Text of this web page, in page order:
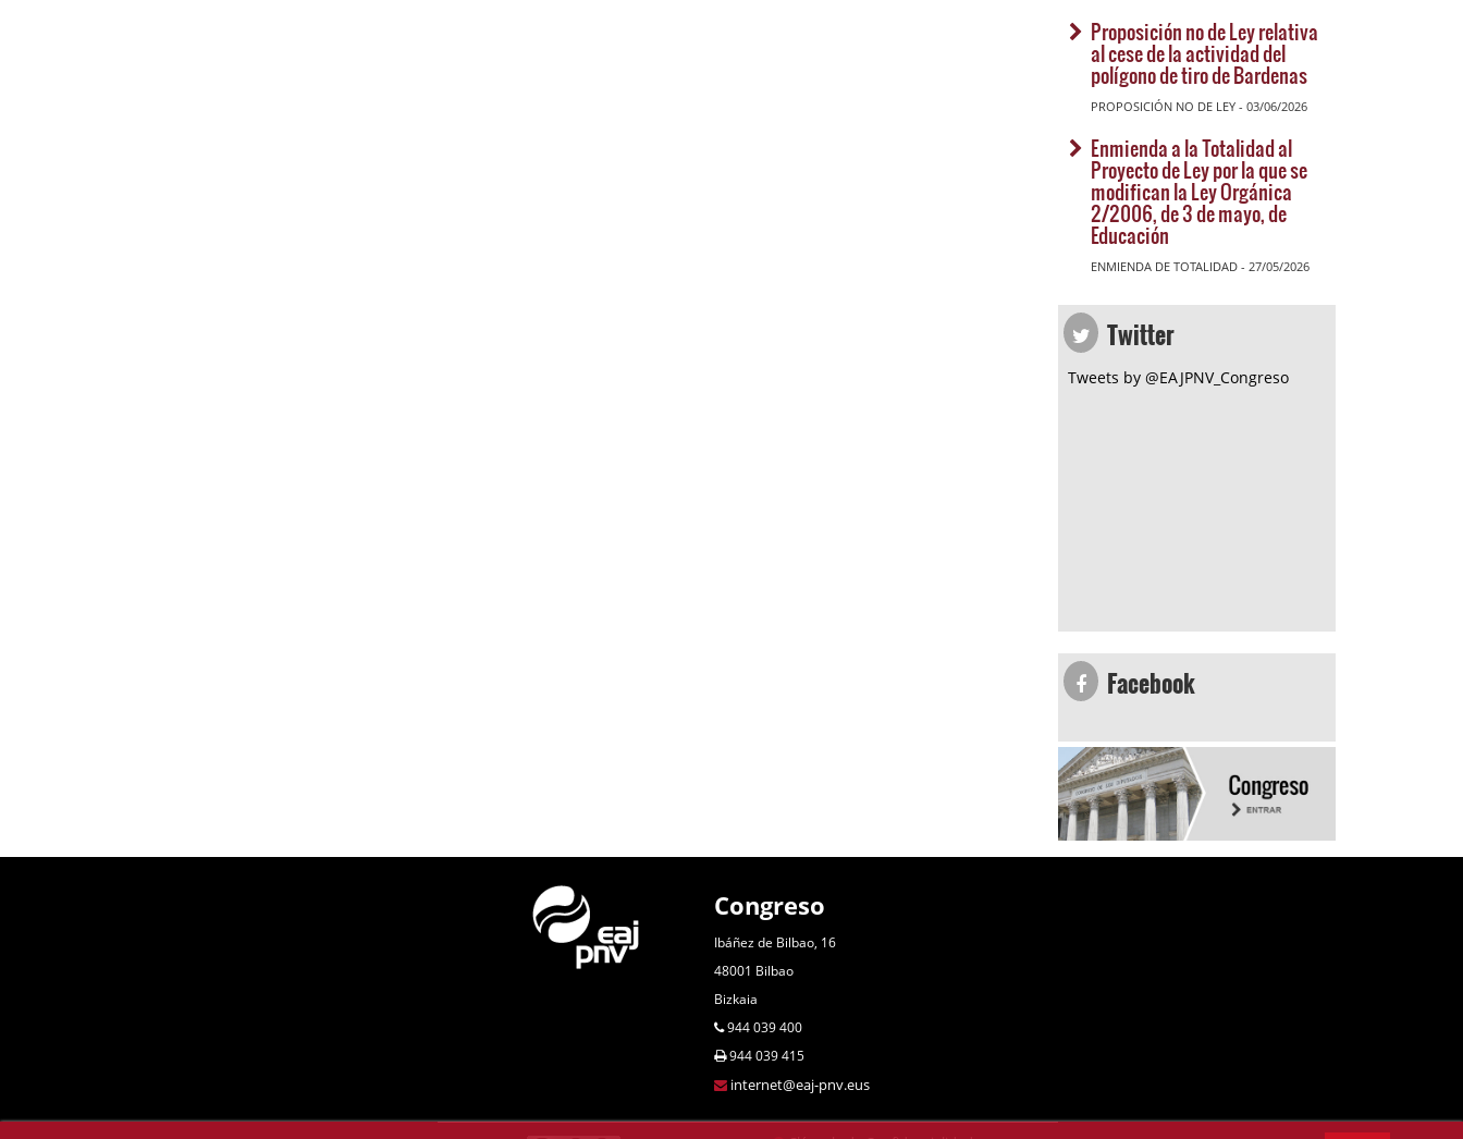
Proposición no de Ley relativa
al cese de la actividad del
polígono de tiro de Bardenas
PROPOSICIÓN NO DE LEY - 03/06/2026
Enmienda a la Totalidad al
Proyecto de Ley por la que se
modifican la Ley Orgánica
2/2006, de 3 de mayo, de
Educación
ENMIENDA DE TOTALIDAD - 27/05/2026
Twitter
Tweets by @EAJPNV_Congreso
Facebook
Congreso
Ibáñez de Bilbao, 16
48001 Bilbao
Bizkaia
944 039 400
944 039 415
internet@eaj-pnv.eus